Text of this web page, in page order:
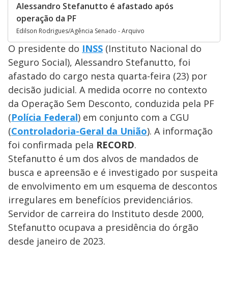
Alessandro Stefanutto é afastado após
operação da PF
Edilson Rodrigues/Agência Senado - Arquivo
O presidente do INSS (Instituto Nacional do
Seguro Social), Alessandro Stefanutto, foi
afastado do cargo nesta quarta-feira (23) por
decisão judicial. A medida ocorre no contexto
da Operação Sem Desconto, conduzida pela PF
(Polícia Federal) em conjunto com a CGU
(Controladoria-Geral da União). A informação
foi confirmada pela RECORD.
Stefanutto é um dos alvos de mandados de
busca e apreensão e é investigado por suspeita
de envolvimento em um esquema de descontos
irregulares em benefícios previdenciários.
Servidor de carreira do Instituto desde 2000,
Stefanutto ocupava a presidência do órgão
desde janeiro de 2023.